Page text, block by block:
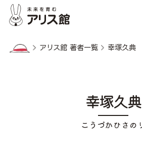
アリス館 著者一覧 幸塚久典
幸塚久典